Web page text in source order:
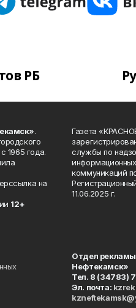
РБ
.
1965 года.
на
12+
Газета
службы по
коммуникаций
11.06.2025 г.
Отдел рекламы
Нефтекамск»
Тел. 8 (34783)
Эл. почта: